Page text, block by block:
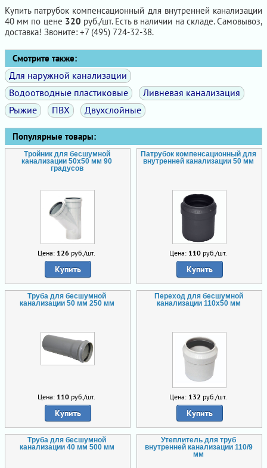
Купить патрубок компенсационный для внутренней канализации
40 мм по цене 320 руб./шт. Есть в наличии на складе. Самовывоз,
доставка! Звоните: +7 (495) 724-32-38.
Смотрите также:
Для наружной канализации
Водоотводные пластиковые
Ливневая канализация
Рыжие
ПВХ Двухслойные
Популярные товары:
Тройник для бесшумной
канализации 50х50 мм 90
градусов
Цена: 126руб./шт.
Купить
Патрубок компенсационный для
внутренней канализации 50 мм
Цена: 110руб./шт.
Купить
Труба для бесшумной
канализации 50 мм 250 мм
Цена: 110руб./шт.
Купить
Переход для бесшумной
канализации 110х50 мм
Цена: 132 руб./шт.
Купить
Труба для бесшумной
канализации 40 мм 500 мм
Утеплитель для труб
внутренней канализации 110/9
мм